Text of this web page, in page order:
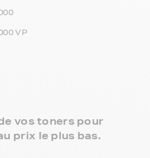
VP
vos toners pour
prix le plus bas.